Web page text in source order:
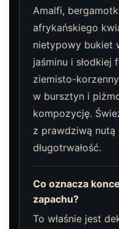
Amalfi,
afrykańskiego
nietypowy bukiet
jaśminu i słodkiej
ziemisto-
w bursztyn i
kompozycję.
z prawdziwą nutą
długotrwałość.
Co oznacza
zapachu?
To właśnie jest